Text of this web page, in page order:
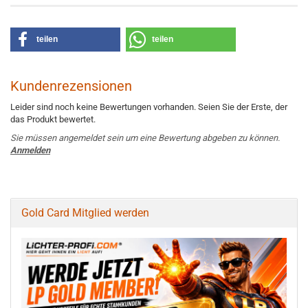
teilen teilen
Kundenrezensionen
Leider sind noch keine Bewertungen vorhanden. Seien Sie der Erste, der
das Produkt bewertet.
Sie müssen angemeldet sein um eine Bewertung abgeben zu können.
Anmelden
Gold Card Mitglied werden